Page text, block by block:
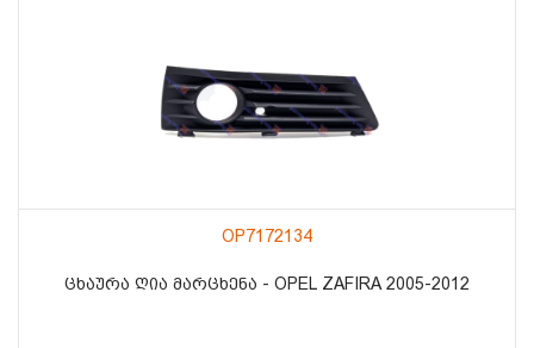
OP7172134
ᲪᲮᲐᲣᲠᲐ ᲦᲘᲐ ᲛᲐᲠᲪᲮᲔᲜᲐ - OPEL ZAFIRA 2005-2012